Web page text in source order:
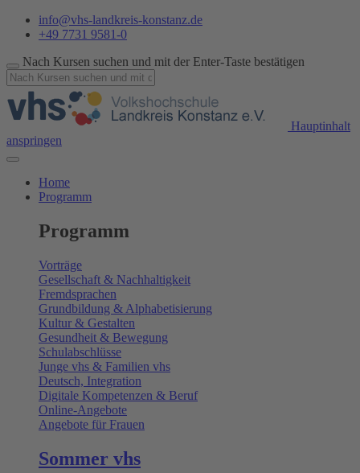
info@vhs-landkreis-konstanz.de
+49 7731 9581-0
Nach Kursen suchen und mit der Enter-Taste bestätigen
Hauptinhalt
anspringen
Home
Programm
Programm
Vorträge
Gesellschaft & Nachhaltigkeit
Fremdsprachen
Grundbildung & Alphabetisierung
Kultur & Gestalten
Gesundheit & Bewegung
Schulabschlüsse
Junge vhs & Familien vhs
Deutsch, Integration
Digitale Kompetenzen & Beruf
Online-Angebote
Angebote für Frauen
Sommer vhs